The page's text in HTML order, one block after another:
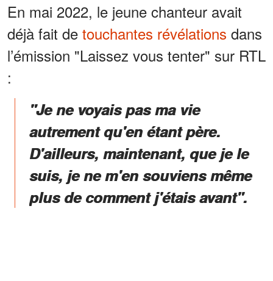
En mai 2022, le jeune chanteur avait
déjà fait de touchantes révélations dans
l’émission "Laissez vous tenter" sur RTL
:
"Je ne voyais pas ma vie
autrement qu'en étant père.
D'ailleurs, maintenant, que je le
suis, je ne m'en souviens même
plus de comment j'étais avant".